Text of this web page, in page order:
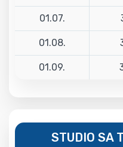
01.07.
01.08.
01.09.
STUDIO SA